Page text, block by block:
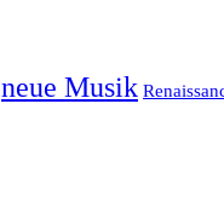
neue Musik